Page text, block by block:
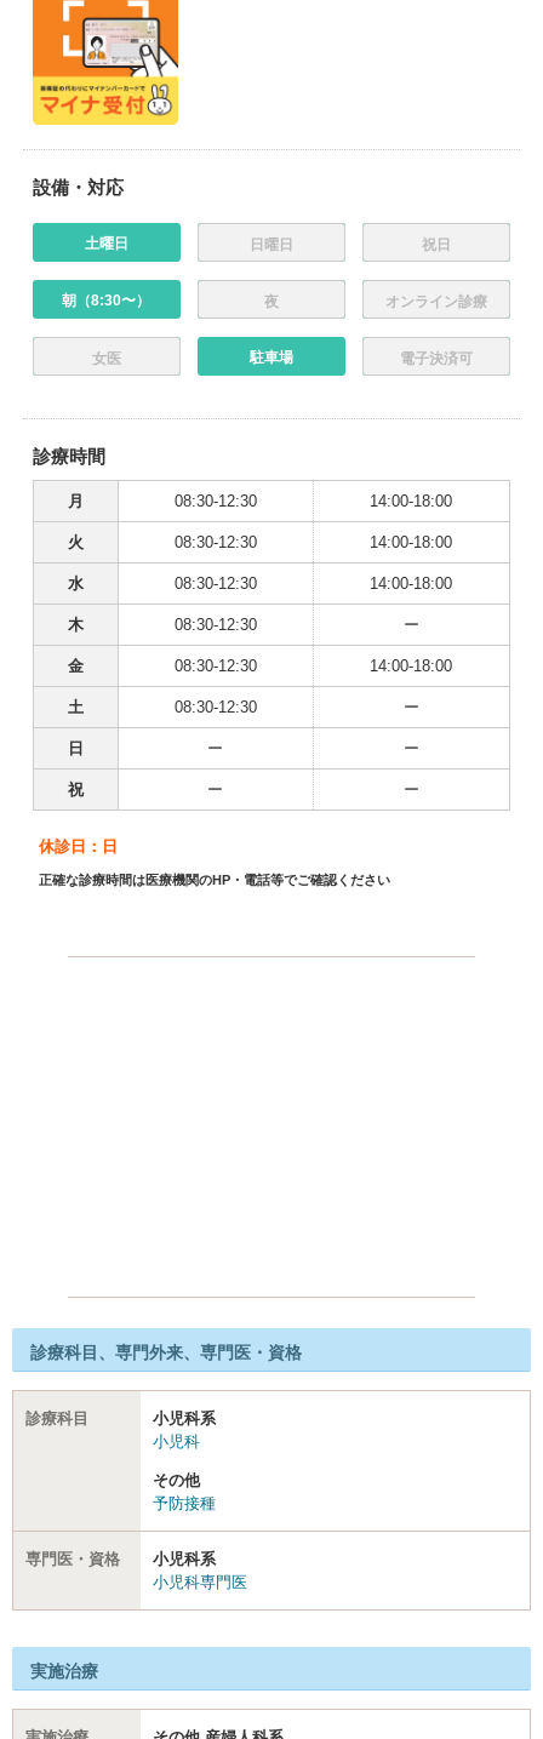
設備・対応
土曜日 日曜日 祝日
朝（8:30〜） 夜 オンライン診療
女医 駐車場 電子決済可
診療時間
月 08:30-12:30 14:00-18:00
火 08:30-12:30 14:00-18:00
水 08:30-12:30 14:00-18:00
木 08:30-12:30 ー
金 08:30-12:30 14:00-18:00
土 08:30-12:30 ー
日 ー ー
祝 ー ー
休診日：日
正確な診療時間は医療機関のHP・電話等でご確認ください
診療科目、専門外来、専門医・資格
診療科目
小児科系
小児科
その他
予防接種
専門医・資格
小児科系
小児科専門医
実施治療